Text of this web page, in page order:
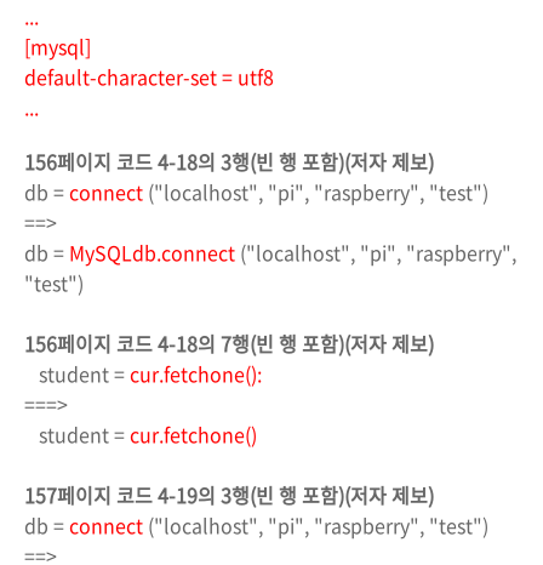
...
[mysql]
default-character-set = utf8
...
156페이지 코드 4-18의 3행(빈 행 포함)(저자 제보)
db =connect ("localhost", "pi", "raspberry", "test")
==>
db = MySQLdb.connect ("localhost", "pi", "raspberry",
"test")
156페이지 코드 4-18의 7행(빈 행 포함)(저자 제보)
student =cur.fetchone():
===>
student =cur.fetchone()
157페이지 코드 4-19의 3행(빈 행 포함)(저자 제보)
db =connect ("localhost", "pi", "raspberry", "test")
==>